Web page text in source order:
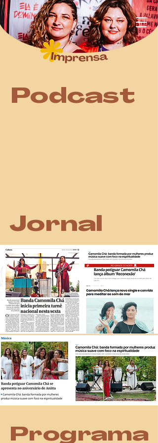
Podcast
Jornal
Programa